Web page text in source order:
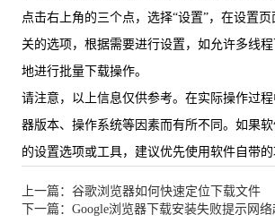
点击右上角的三个点，选择“设置”，在设置
关的选项，根据需要进行设置，如允许多线
地进行批量下载操作。
请注意，以上信息仅供参考。在实际操作过
器版本、操作系统等因素而有所不同。如果
的设置选项或工具，建议优先使用软件自带的
上一篇：谷歌浏览器如何快速定位下载文件
下一篇：Google浏览器下载安装失败提示网